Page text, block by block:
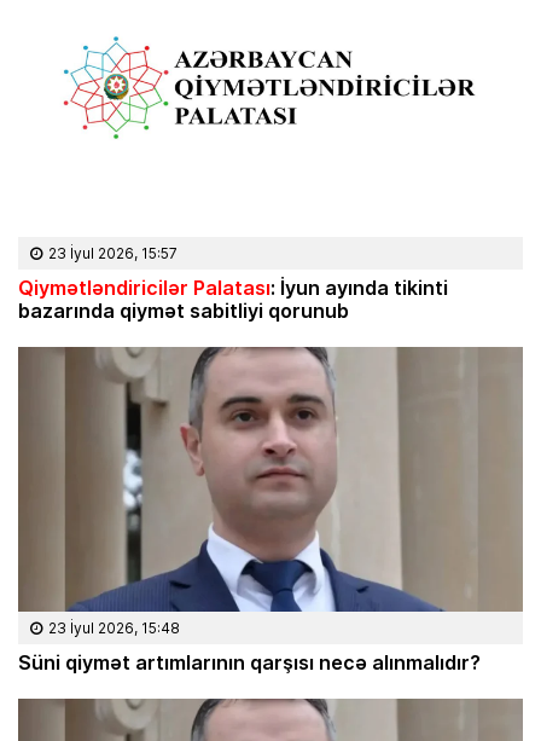
23 İyul 2026, 15:57
Qiymətləndiricilər Palatası: İyun ayında tikinti
bazarında qiymət sabitliyi qorunub
23 İyul 2026, 15:48
Süni qiymət artımlarının qarşısı necə alınmalıdır?